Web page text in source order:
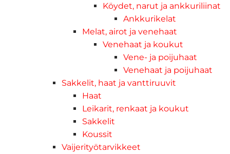
Köydet, narut ja ankkuriliinat
Ankkurikelat
Melat, airot ja venehaat
Venehaat ja koukut
Vene- ja poijuhaat
Venehaat ja poijuhaat
Sakkelit, haat ja vanttiruuvit
Haat
Leikarit, renkaat ja koukut
Sakkelit
Koussit
Vaijerityötarvikkeet